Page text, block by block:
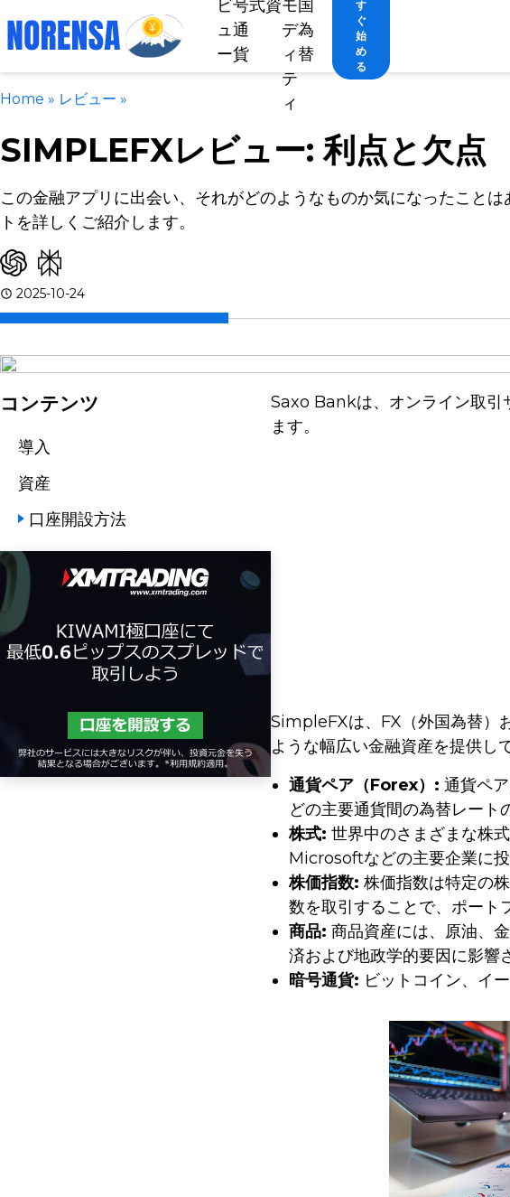
ビ
ュ
ー
号
通
貨
式資モ
デ
ィ
テ
ィ
国
為
替
す
ぐ
始
め
る
Home » レビュー »
SIMPLEFXレビュー: 利点と欠点
この金融アプリに出会い、それがどのようなものか気になったこと
トを詳しくご紹介します。
2025-10-24
コンテンツ
導入
資産
口座開設方法
Saxo Bankは、オンライン取引
ます。
SimpleFXは、FX（外国為替）
ような幅広い金融資産を提供し
通貨ペア（Forex）: 通貨ペ
どの主要通貨間の為替レート
株式: 世界中のさまざまな株
Microsoftなどの主要企業に投
株価指数: 株価指数は特定の
数を取引することで、ポート
商品: 商品資産には、原油、
済および地政学的要因に影響
暗号通貨: ビットコイン、イ